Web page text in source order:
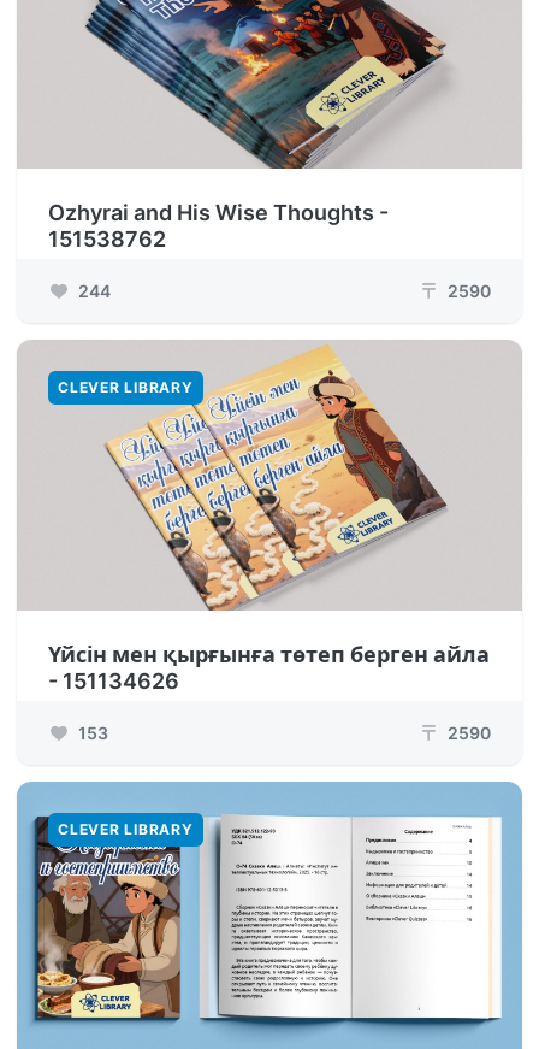
Ozhyrai and His Wise Thoughts -
151538762
244 ₸ 2590
CLEVER LIBRARY
Үйсін мен қырғынға төтеп берген айла
- 151134626
153 ₸ 2590
CLEVER LIBRARY